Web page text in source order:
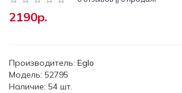
2190р.
Производитель: Eglo
Модель: 52795
Наличие: 54 шт.